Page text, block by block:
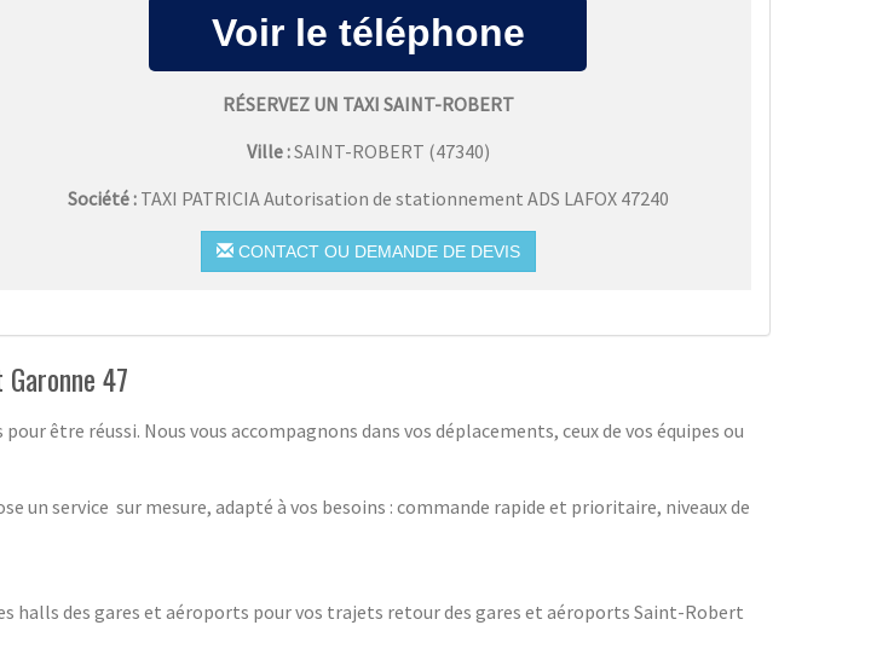
RÉSERVEZ UN TAXI SAINT-ROBERT
Ville :SAINT-ROBERT (47340)
Société : TAXI PATRICIA Autorisation de stationnement ADS LAFOX 47240
CONTACT OU DEMANDE DE DEVIS
47
être réussi. Nous vous accompagnons dans vos déplacements, ceux de vos équipes ou
un service sur mesure, adapté à vos besoins : commande rapide et prioritaire, niveaux de
halls des gares et aéroports pour vos trajets retour des gares et aéroports Saint-Robert